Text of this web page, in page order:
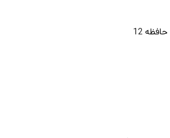
اولین نفری باشید که دیدگاهی را ارسال می کنید برای “کارت گرافیکی گیگابایت (GIGABYTE) مدل GV-N3060EAGLE-OC-12GD-REV2.0 پردازنده گرافیکی GeForce-RTX3060 حافظه 12